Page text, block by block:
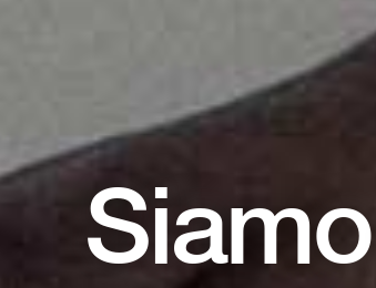
Siamo